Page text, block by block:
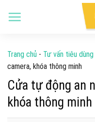
Trang chủ - Tư vấn tiêu dùng
camera, khóa thông minh
Cửa tự động an
khóa thông minh